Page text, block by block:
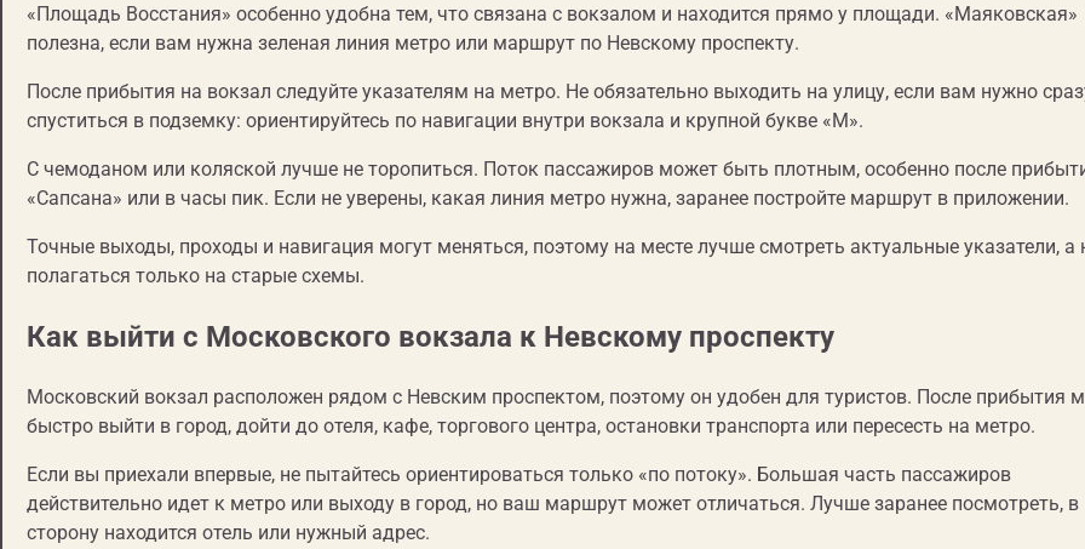
«Площадь Восстания» особенно удобна тем, что связана с вокзалом и находится прямо у площади. «Маяковская»
полезна, если вам нужна зеленая линия метро или маршрут по Невскому проспекту.
После прибытия на вокзал следуйте указателям на метро. Не обязательно выходить на улицу, если вам нужно
спуститься в подземку: ориентируйтесь по навигации внутри вокзала и крупной букве «М».
С чемоданом или коляской лучше не торопиться. Поток пассажиров может быть плотным, особенно после
«Сапсана» или в часы пик. Если не уверены, какая линия метро нужна, заранее постройте маршрут в приложении.
Точные выходы, проходы и навигация могут меняться, поэтому на месте лучше смотреть актуальные указатели, а
полагаться только на старые схемы.
Как выйти с Московского вокзала к Невскому проспекту
Московский вокзал расположен рядом с Невским проспектом, поэтому он удобен для туристов. После прибытия
быстро выйти в город, дойти до отеля, кафе, торгового центра, остановки транспорта или пересесть на метро.
Если вы приехали впервые, не пытайтесь ориентироваться только «по потоку». Большая часть пассажиров
действительно идет к метро или выходу в город, но ваш маршрут может отличаться. Лучше заранее посмотреть,
сторону находится отель или нужный адрес.